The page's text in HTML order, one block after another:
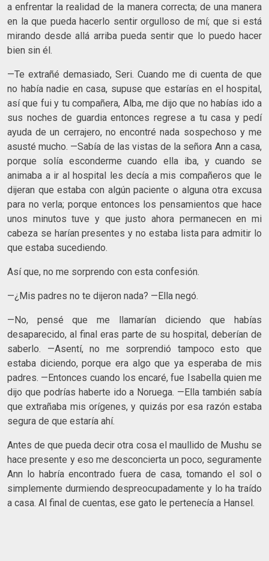
a enfrentar la realidad de la manera correcta; de una manera
en la que pueda hacerlo sentir orgulloso de mí; que si está
mirando desde allá arriba pueda sentir que lo puedo hacer
bien sin él.
—Te extrañé demasiado, Seri. Cuando me di cuenta de que
no había nadie en casa, supuse que estarías en el hospital,
así que fui y tu compañera, Alba, me dijo que no habías ido a
sus noches de guardia entonces regrese a tu casa y pedí
ayuda de un cerrajero, no encontré nada sospechoso y me
asusté mucho. —Sabía de las vistas de la señora Ann a casa,
porque solía esconderme cuando ella iba, y cuando se
animaba a ir al hospital les decía a mis compañeros que le
dijeran que estaba con algún paciente o alguna otra excusa
para no verla; porque entonces los pensamientos que hace
unos minutos tuve y que justo ahora permanecen en mi
cabeza se harían presentes y no estaba lista para admitir lo
que estaba sucediendo.
Así que, no me sorprendo con esta confesión.
—¿Mis padres no te dijeron nada? —Ella negó.
—No, pensé que me llamarían diciendo que habías
desaparecido, al final eras parte de su hospital, deberían de
saberlo. —Asentí, no me sorprendió tampoco esto que
estaba diciendo, porque era algo que ya esperaba de mis
padres. —Entonces cuando los encaré, fue Isabella quien me
dijo que podrías haberte ido a Noruega. —Ella también sabía
que extrañaba mis orígenes, y quizás por esa razón estaba
segura de que estaría ahí.
Antes de que pueda decir otra cosa el maullido de Mushu se
hace presente y eso me desconcierta un poco, seguramente
Ann lo habría encontrado fuera de casa, tomando el sol o
simplemente durmiendo despreocupadamente y lo ha traído
a casa. Al final de cuentas, ese gato le pertenecía a Hansel.